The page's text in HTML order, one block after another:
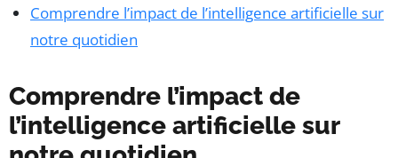
Comprendre l’impact de l’intelligence artificielle sur
notre quotidien
Comprendre l’impact de
l’intelligence artificielle sur